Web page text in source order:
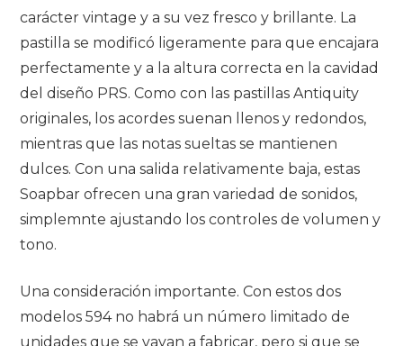
carácter vintage y a su vez fresco y brillante. La
pastilla se modificó ligeramente para que encajara
perfectamente y a la altura correcta en la cavidad
del diseño PRS. Como con las pastillas Antiquity
originales, los acordes suenan llenos y redondos,
mientras que las notas sueltas se mantienen
dulces. Con una salida relativamente baja, estas
Soapbar ofrecen una gran variedad de sonidos,
simplemnte ajustando los controles de volumen y
tono.
Una consideración importante. Con estos dos
modelos 594 no habrá un número limitado de
unidades que se vayan a fabricar, pero si que se